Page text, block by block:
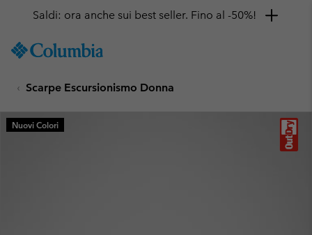
TO
SKIP
MAIN
NAV
Saldi: ora anche sui best seller. Fino al -50%!
Scarpe Escursionismo Donna
Nuovi Colori